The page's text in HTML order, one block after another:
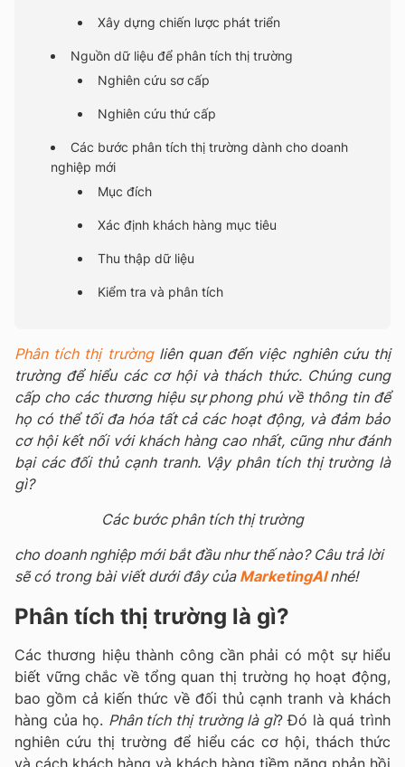
Xây dựng chiến lược phát triển
Nguồn dữ liệu để phân tích thị trường
Nghiên cứu sơ cấp
Nghiên cứu thứ cấp
Các bước phân tích thị trường dành cho doanh
nghiệp mới
Mục đích
Xác định khách hàng mục tiêu
Thu thập dữ liệu
Kiểm tra và phân tích
Phân tích thị trường liên quan đến việc nghiên cứu thị
trường để hiểu cáccơ hộivà thách thức. Chúng cung
cấp cho các thương hiệu sự phong phú về thông tin để
họ có thể tối đa hóa tất cả các hoạt động, và đảm bảo
cơ hội kết nối với khách hàng cao nhất, cũng như đánh
bại các đối thủ cạnh tranh. Vậy phân tích thị trường là
gì?
Các bước phân tích thị trường
cho doanh nghiệp mới bắt đầu như thế nào? Câu trả lời
sẽ có trong bài viết dưới đây của MarketingAInhé!
Phân tích thị trường là gì?
Các thương hiệu thành công cần phải có một sự hiểu
biết vững chắc về tổng quan thị trường họ hoạt động,
bao gồm cả kiến thức về đối thủ cạnh tranh và khách
hàng của họ. Phân tích thị trường là gì? Đó là quá trình
nghiên cứu thị trường để hiểu các cơ hội, thách thức